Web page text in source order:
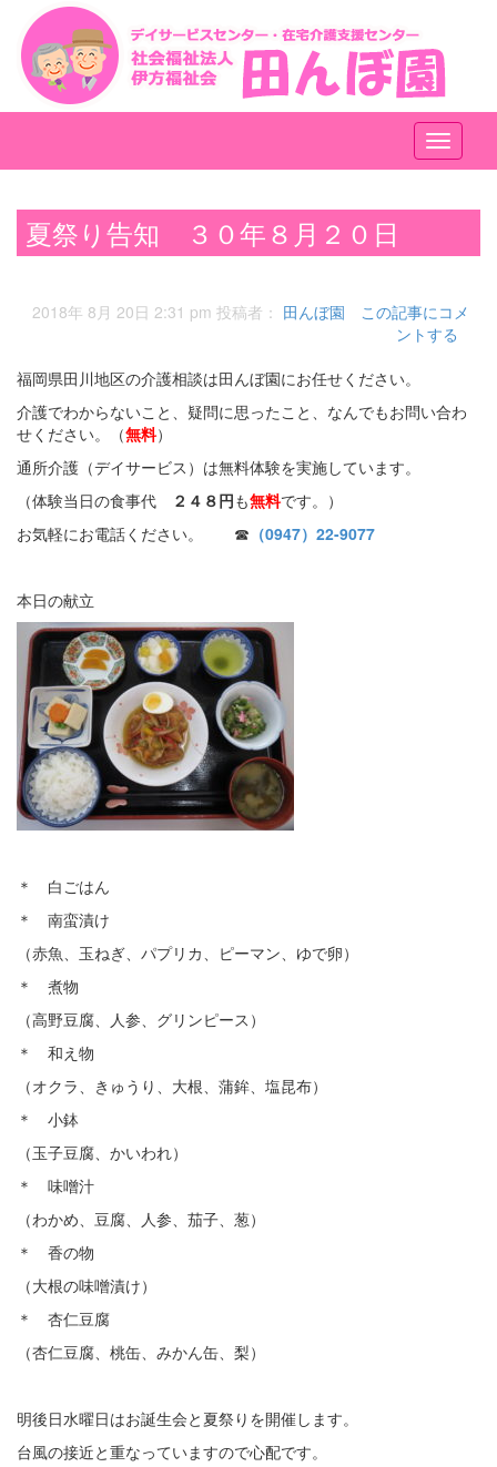
メ
ニ
ー
夏祭り告知 ３０年８月２０日
2018年 8月 20日 2:31 pm 投稿者： 田んぼ園
この記事にコメ
ントする
福岡県田川地区の介護相談は田んぼ園にお任せください。
介護でわからないこと、疑問に思ったこと、なんでもお問い合わ
せください。（無料）
通所介護（デイサービス）は無料体験を実施しています。
（体験当日の食事代
２４８円も無料です。）
お気軽にお電話ください。 ☎ （0947）22-9077
本日の献立
＊ 白ごはん
＊ 南蛮漬け
（赤魚、玉ねぎ、パプリカ、ピーマン、ゆで卵）
＊ 煮物
（高野豆腐、人参、グリンピース）
＊ 和え物
（オクラ、きゅうり、大根、蒲鉾、塩昆布）
＊ 小鉢
（玉子豆腐、かいわれ）
＊ 味噌汁
（わかめ、豆腐、人参、茄子、葱）
＊ 香の物
（大根の味噌漬け）
＊ 杏仁豆腐
（杏仁豆腐、桃缶、みかん缶、梨）
明後日水曜日はお誕生会と夏祭りを開催します。
台風の接近と重なっていますので心配です。